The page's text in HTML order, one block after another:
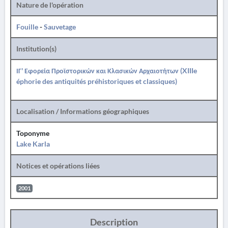
Nature de l'opération
Fouille-Sauvetage
Institution(s)
ΙΓ' Εφορεία Προϊστορικών και Κλασικών Αρχαιοτήτων (XIIIe
éphorie des antiquités préhistoriques et classiques)
Localisation / Informations géographiques
Toponyme
Lake Karla
Notices et opérations liées
2001
Description